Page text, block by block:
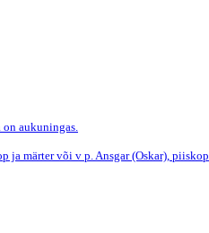
on aukuningas.
ja märter või v p. Ansgar (Oskar), piiskop